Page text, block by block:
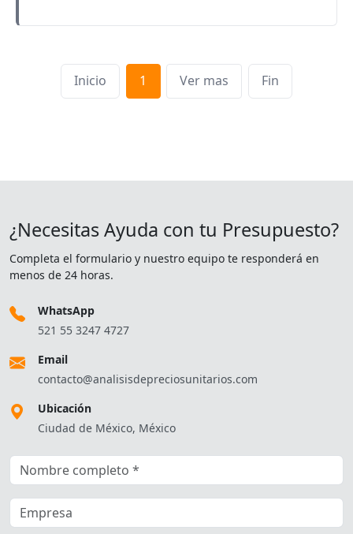
Inicio 1 Ver mas Fin
¿Necesitas Ayuda con tu Presupuesto?
Completa el formulario y nuestro equipo te responderá en
menos de 24 horas.
WhatsApp
521 55 3247 4727
Email
contacto@analisisdepreciosunitarios.com
Ubicación
Ciudad de México, México